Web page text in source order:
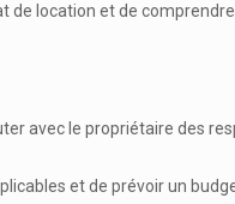
de location et de
avec le propriétaire des
et de prévoir un